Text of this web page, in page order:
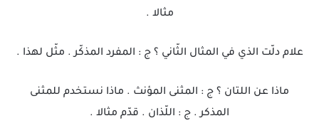
مثالا .
علام دلّت الذي في المثال الثّاني ؟ ج : المفرد المذكّر . مثّل لهذا .
ماذا عن اللتان ؟ ج : المثنى المؤنث . ماذا نستخدم للمثنى
المذكر . ج : اللّذان . قدّم مثالا .